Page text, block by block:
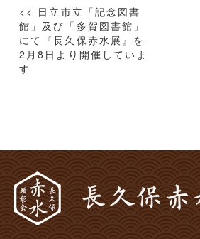
投
稿
ナ
ビ
ン
<< 日立市立「記念図書
館」及び「多賀図書館」
にて『長久保赤水展』を
2月8日より開催していま
す